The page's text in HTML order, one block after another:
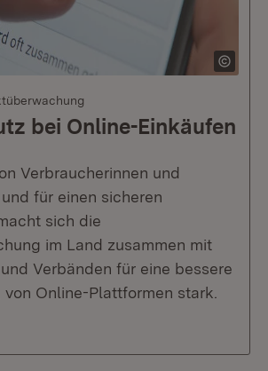
bei Online-Einkäufen
Verbraucherinnen und
für einen sicheren
sich die
im Land zusammen mit
Verbänden für eine bessere
Online-Plattformen stark.